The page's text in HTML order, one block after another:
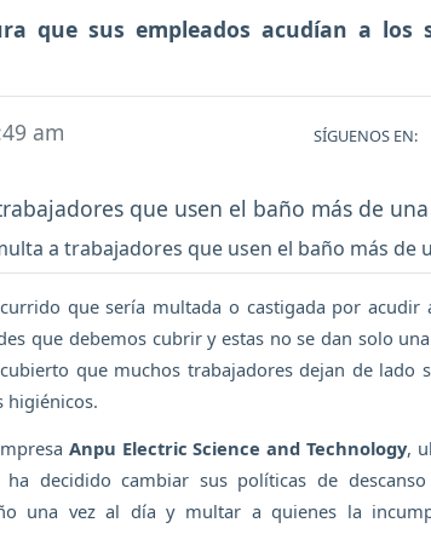
que sus empleados acudían a
am SÍGUENOS EN:
a trabajadores que usen el baño más de
que sería multada o castigada por acudir
que debemos cubrir y estas no se dan solo
que muchos trabajadores dejan de lado
higiénicos.
Anpu Electric Science and Technology,
ha decidido cambiar sus políticas de
una vez al día y multar a quienes la